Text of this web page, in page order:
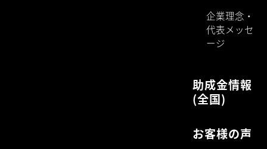
企業理念・
代表メッセ
ージ
助成金情報
(全国)
お客様の声